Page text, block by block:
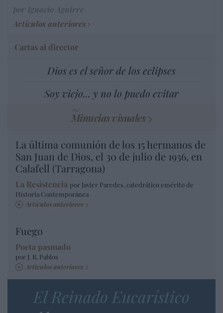
Artículos anteriores
Cartas al director
Dios es el señor de los eclipses
Soy viejo... y no lo puedo evitar
Minucias visuales
La última comunión de los 15 hermanos de
San Juan de Dios, el 30 de julio de 1936, en
Calafell (Tarragona)
La Resistencia por Javier Paredes, catedrático emérito de
Historia Contemporánea
Artículos anteriores
Fuego
Poeta pasmado
por J. R. Pablos
Artículos anteriores
El Reinado Eucarístico